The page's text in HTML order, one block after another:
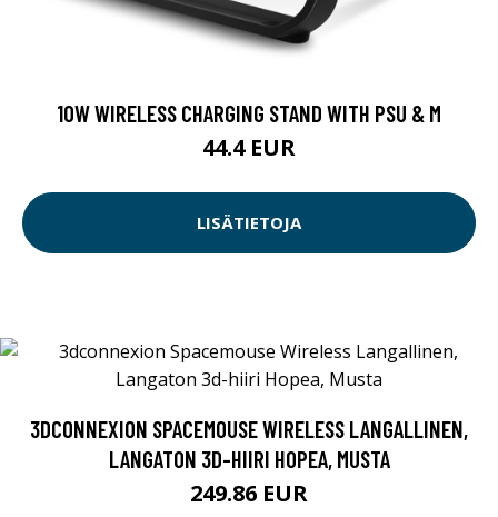
10W WIRELESS CHARGING STAND WITH PSU & M
44.4 EUR
LISÄTIETOJA
3DCONNEXION SPACEMOUSE WIRELESS LANGALLINEN,
LANGATON 3D-HIIRI HOPEA, MUSTA
249.86 EUR